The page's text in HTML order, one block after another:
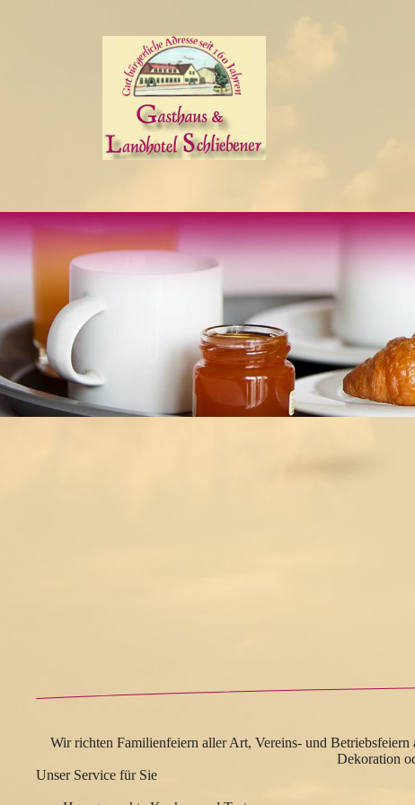
Wir richten Familienfeiern aller Art, Vereins- und Betriebsfeiern
Dekoration
Unser Service für Sie